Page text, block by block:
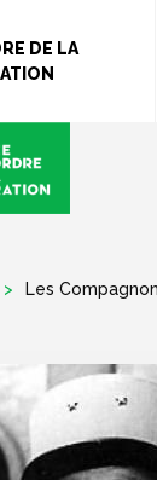
DE LA
Les